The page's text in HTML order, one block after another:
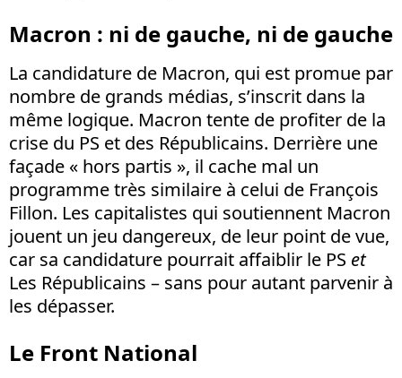
Macron : ni de gauche, ni de gauche
La candidature de Macron, qui est promue par
nombre de grands médias, s’inscrit dans la
même logique. Macron tente de profiter de la
crise du PS et des Républicains. Derrière une
façade « hors partis », il cache mal un
programme très similaire à celui de François
Fillon. Les capitalistes qui soutiennent Macron
jouent un jeu dangereux, de leur point de vue,
car sa candidature pourrait affaiblir le PS et
Les Républicains – sans pour autant parvenir à
les dépasser.
Le Front National